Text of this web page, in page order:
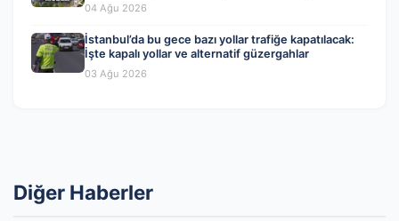
04 Ağu 2026
İstanbul’da bu gece bazı yollar trafiğe kapatılacak:
İşte kapalı yollar ve alternatif güzergahlar
03 Ağu 2026
Diğer Haberler